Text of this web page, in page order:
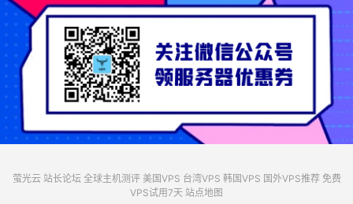
萤光云 站长论坛 全球主机测评 美国VPS 台湾VPS 韩国VPS 国外VPS推荐 免费
VPS试用7天 站点地图